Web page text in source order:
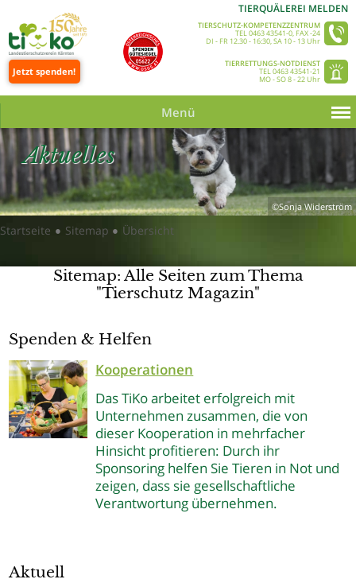
Jetzt spenden!
TIERQUÄLEREI MELDEN
TIERSCHUTZ-KOMPETENZZENTRUM
TEL 0463 43541-0, FAX -24
DI - FR 12.30 - 16:30, SA 10 - 13 Uhr
TIERRETTUNGS-NOTDIENST
TEL 0463 43541-21
MO - SO 8 - 22 Uhr
Menü
©Sonja Widerström
Aktuelles
Startseite ● Sitemap ● Übersicht
Sitemap: Alle Seiten zum Thema
"Tierschutz Magazin"
Spenden & Helfen
Kooperationen
Das TiKo arbeitet erfolgreich mit
Unternehmen zusammen, die von
dieser Kooperation in mehrfacher
Hinsicht profitieren: Durch ihr
Sponsoring helfen Sie Tieren in Not und
zeigen, dass sie gesellschaftliche
Verantwortung übernehmen.
Aktuell